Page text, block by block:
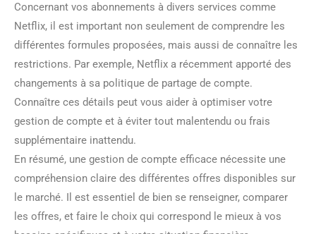
Concernant vos abonnements à divers services comme
Netflix, il est important non seulement de comprendre les
différentes formules proposées, mais aussi de connaître les
restrictions. Par exemple, Netflix a récemment apporté des
changements à sa politique de partage de compte.
Connaître ces détails peut vous aider à optimiser votre
gestion de compte et à éviter tout malentendu ou frais
supplémentaire inattendu.
En résumé, une gestion de compte efficace nécessite une
compréhension claire des différentes offres disponibles sur
le marché. Il est essentiel de bien se renseigner, comparer
les offres, et faire le choix qui correspond le mieux à vos